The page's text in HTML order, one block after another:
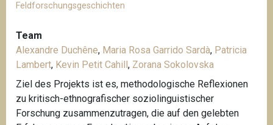
Feldforschungsgeschichten
Team
Alexandre Duchêne, Maria Rosa Garrido Sardà, Patricia
Lambert, Kevin Petit Cahill , Zorana Sokolovska
Ziel des Projekts ist es, methodologische Reflexionen
zu kritisch-ethnografischer soziolinguistischer
Forschung zusammenzutragen, die auf den gelebten